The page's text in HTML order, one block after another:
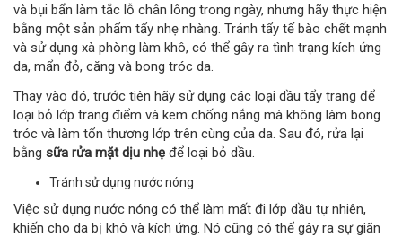
và bụi bẩn làm tắc lỗ chân lông trong ngày, nhưng hãy thực hiện
bằng một sản phẩm tẩy nhẹ nhàng. Tránh tẩy tế bào chết mạnh
và sử dụng xà phòng làm khô, có thể gây ra tình trạng kích ứng
da, mẩn đỏ, căng và bong tróc da.
Thay vào đó, trước tiên hãy sử dụng các loại dầu tẩy trang để
loại bỏ lớp trang điểm và kem chống nắng mà không làm bong
tróc và làm tổn thương lớp trên cùng của da. Sau đó, rửa lại
bằng sữa rửa mặt dịu nhẹ để loại bỏ dầu.
Tránh sử dụng nước nóng
Việc sử dụng nước nóng có thể làm mất đi lớp dầu tự nhiên,
khiến cho da bị khô và kích ứng. Nó cũng có thể gây ra sự giãn